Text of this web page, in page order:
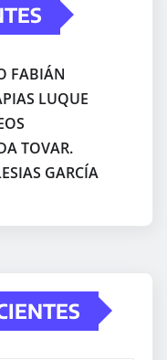
FABIÁN
LUQUE
TOVAR.
GARCÍA